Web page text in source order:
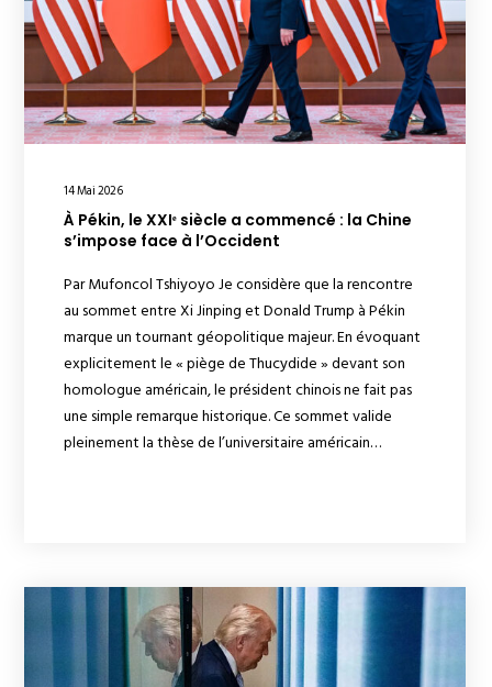
14 Mai 2026
À Pékin, le XXIᵉ siècle a commencé : la Chine
s’impose face à l’Occident
Par Mufoncol Tshiyoyo Je considère que la rencontre
au sommet entre Xi Jinping et Donald Trump à Pékin
marque un tournant géopolitique majeur. En évoquant
explicitement le « piège de Thucydide » devant son
homologue américain, le président chinois ne fait pas
une simple remarque historique. Ce sommet valide
pleinement la thèse de l’universitaire américain…